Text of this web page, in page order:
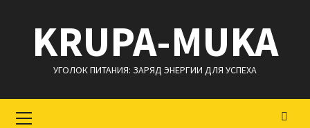
содержимому
KRUPA-MUKA
УГОЛОК ПИТАНИЯ: ЗАРЯД ЭНЕРГИИ ДЛЯ УСПЕХА
меню